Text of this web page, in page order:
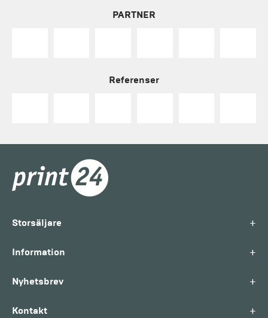
PARTNER
Referenser
Storsäljare +
Information +
Nyhetsbrev +
Kontakt +